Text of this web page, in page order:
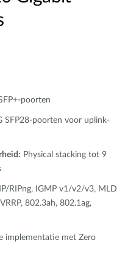
poorten
SFP28-poorten voor uplink-
Physical stacking tot 9
RIPng, IGMP v1/v2/v3, MLD
802.3ah, 802.1ag,
implementatie met Zero